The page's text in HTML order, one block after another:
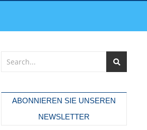
ABONNIEREN SIE UNSEREN
NEWSLETTER